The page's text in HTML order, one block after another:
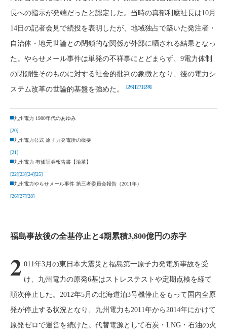
長への指示が発端だったと認定した。当時の真部利應社長は10月
14日の記者会見で続投を表明したが、地域独占で築いた発注者・
自治体・地元世論との閉鎖的な関係が外部に晒される結果となっ
た。やらせメール事件は単発の不祥事にとどまらず、9電力体制
の閉鎖性そのものに対する社会的批判の象徴となり、後の電力シ
ステム改革の世論的基盤を強めた。
[26][27][28]
九州電力 1980年代のあゆみ
[20]
九州電力公式 原子力発電所の概要
[21]
九州電力 有価証券報告書【沿革】
[22][23][24][25]
九州電力やらせメール事件 第三者委員会報告（2011年）
[26][27][28]
福島事故後の全基停止と4期累積3,800億円の赤字
2 011年3月の東日本大震災と福島第一原子力発電所事故を受
け、九州電力の原発6基はストレステストや定期点検を経て
順次停止した。2012年5月の北海道泊3号機停止をもって国内全原
発が停止する状況となり、九州電力も2011年から2014年にかけて
原発ゼロで運営を続けた。代替電源として石炭・LNG・石油の火